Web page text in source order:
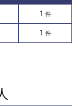
1 件
1 件